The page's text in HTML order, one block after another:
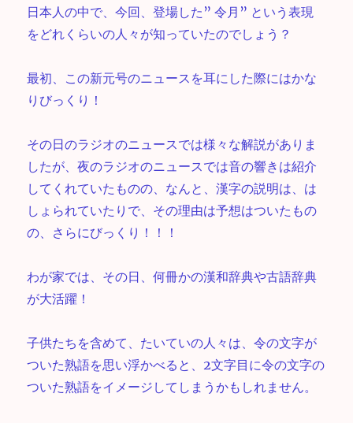
日本人の中で、今回、登場した” 令月” という表現
をどれくらいの人々が知っていたのでしょう？
最初、この新元号のニュースを耳にした際にはかな
りびっくり！
その日のラジオのニュースでは様々な解説がありま
したが、夜のラジオのニュースでは音の響きは紹介
してくれていたものの、なんと、漢字の説明は、は
しょられていたりで、その理由は予想はついたもの
の、さらにびっくり！！！
わが家では、その日、何冊かの漢和辞典や古語辞典
が大活躍！
子供たちを含めて、たいていの人々は、令の文字が
ついた熟語を思い浮かべると、2文字目に令の文字の
ついた熟語をイメージしてしまうかもしれません。